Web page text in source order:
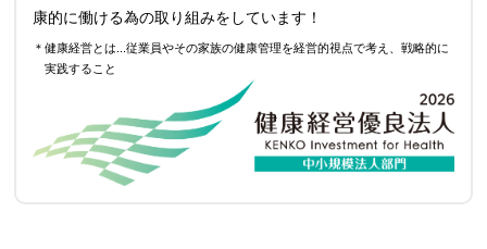
康的に働ける為の取り組みをしています！
＊健康経営とは...従業員やその家族の健康管理を経営的視点で考え、戦略的に
実践すること